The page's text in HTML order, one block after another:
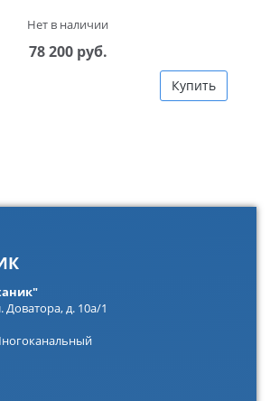
Нет в наличии
78 200 руб.
Купить
Доватора, д. 10а/1